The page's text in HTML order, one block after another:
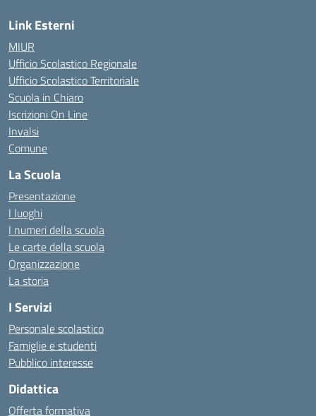
Link Esterni
MIUR
Ufficio Scolastico Regionale
Ufficio Scolastico Territoriale
Scuola in Chiaro
Iscrizioni On Line
Invalsi
Comune
La Scuola
Presentazione
I luoghi
I numeri della scuola
Le carte della scuola
Organizzazione
La storia
I Servizi
Personale scolastico
Famiglie e studenti
Pubblico interesse
Didattica
Offerta formativa